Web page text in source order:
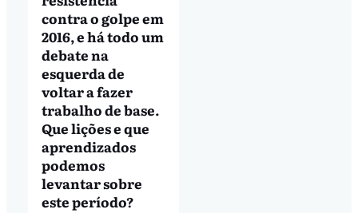
contra o golpe em
2016, e há todo um
debate na
esquerda de
voltar a fazer
trabalho de base.
Que lições e que
aprendizados
podemos
levantar sobre
este período?